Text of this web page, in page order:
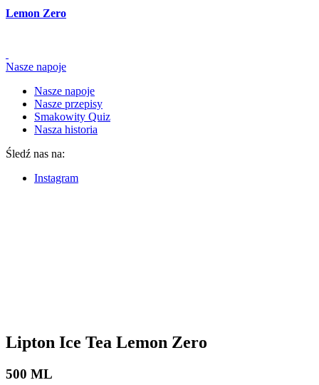
Lemon Zero
Nasze napoje
Nasze napoje
Nasze przepisy
Smakowity Quiz
Nasza historia
Śledź nas na:
Instagram
Lipton Ice Tea Lemon Zero
500 ML